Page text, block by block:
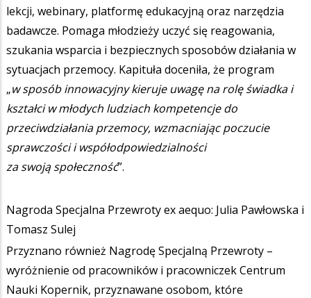
lekcji, webinary, platformę edukacyjną oraz narzędzia
badawcze. Pomaga młodzieży uczyć się reagowania,
szukania wsparcia i bezpiecznych sposobów działania w
sytuacjach przemocy. Kapituła doceniła, że program
„w sposób innowacyjny kieruje uwagę na rolę świadka i
kształci w młodych ludziach kompetencje do
przeciwdziałania przemocy, wzmacniając poczucie
sprawczości i współodpowiedzialności
za swoją społeczność”.
Nagroda Specjalna Przewroty ex aequo: Julia Pawłowska i
Tomasz Sulej
Przyznano również Nagrodę Specjalną Przewroty –
wyróżnienie od pracowników i pracowniczek Centrum
Nauki Kopernik, przyznawane osobom, które